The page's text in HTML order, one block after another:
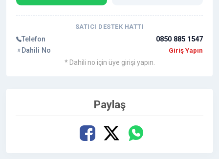
SATICI DESTEK HATTI
Telefon
0850 885 1547
Dahili No
Giriş Yapın
* Dahili no için üye girişi yapın.
Paylaş